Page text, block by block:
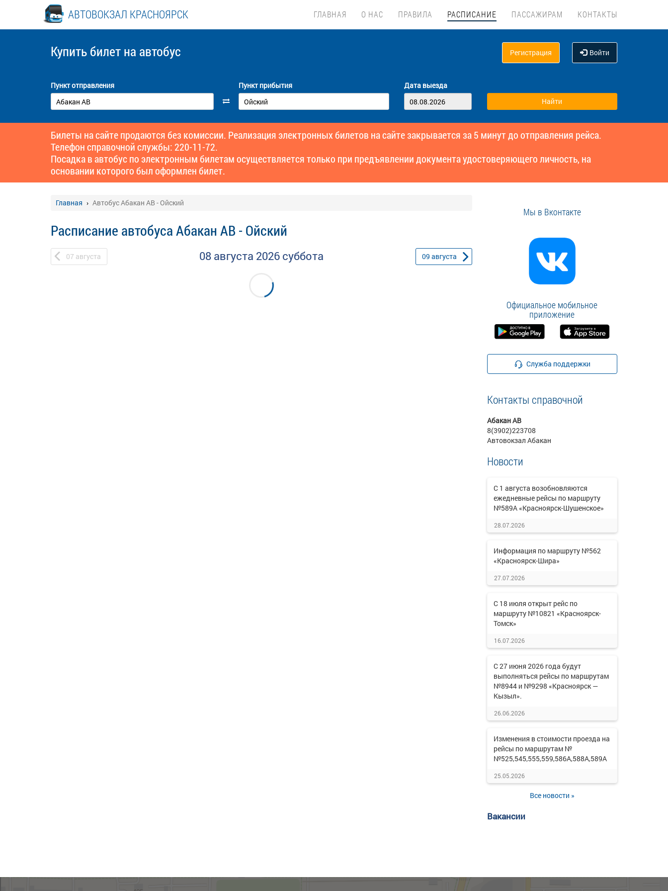
АВТОВОКЗАЛ КРАСНОЯРСК ГЛАВНАЯ О НАС ПРАВИЛА РАСПИСАНИЕ ПАССАЖИРАМ КОНТАКТЫ
Купить билет на автобус Регистрация Войти
Пункт отправления Пункт прибытия Дата выезда
Билеты на сайте продаются без комиссии. Реализация электронных билетов на сайте закрывается за 5 минут до отправления рейса.
Телефон справочной службы: 220-11-72.
Посадка в автобус по электронным билетам осуществляется только при предъявлении документа удостоверяющего личность, на
основании которого был оформлен билет.
Главная Автобус Абакан АВ - Ойский
Расписание автобуса Абакан АВ - Ойский
07 августа 08 августа 2026 суббота 09 августа
Мы в Вконтакте
Официальное мобильное
приложение
Служба поддержки
Контакты справочной
Абакан АВ
8(3902)223708
Автовокзал Абакан
Новости
С 1 августа возобновляются
ежедневные рейсы по маршруту
№589А «Красноярск-Шушенское»
28.07.2026
Информация по маршруту №562
«Красноярск-Шира»
27.07.2026
С 18 июля открыт рейс по
маршруту №10821 «Красноярск-
Томск»
16.07.2026
С 27 июня 2026 года будут
выполняться рейсы по маршрутам
№8944 и №9298 «Красноярск —
Кызыл».
26.06.2026
Изменения в стоимости проезда на
рейсы по маршрутам №
№525,545,555,559,586А,588А,589А
25.05.2026
Все новости »
Вакансии